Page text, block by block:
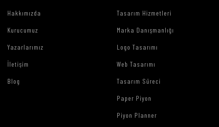
Hakkımızda
Kurucumuz
Yazarlarımız
İletişim
Blog
Tasarım Hizmetleri
Marka Danışmanlığı
Logo Tasarımı
Web Tasarımı
Tasarım Süreci
Paper Piyon
Piyon Planner